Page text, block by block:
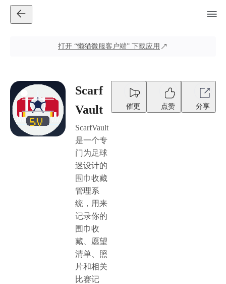
打开 “懒猫微服客户端” 下载应用
Scarf
Vault
ScarfVault
是一个专
门为足球
迷设计的
围巾收藏
管理系
统，用来
记录你的
围巾收
藏、愿望
清单、照
片和相关
比赛记
催更 点赞 分享